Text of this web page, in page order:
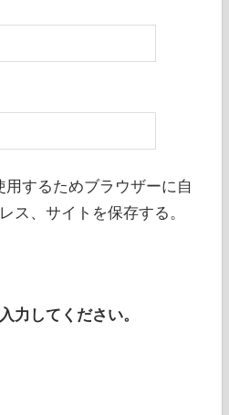
するためブラウザーに自
ス、サイトを保存する。
力してください。